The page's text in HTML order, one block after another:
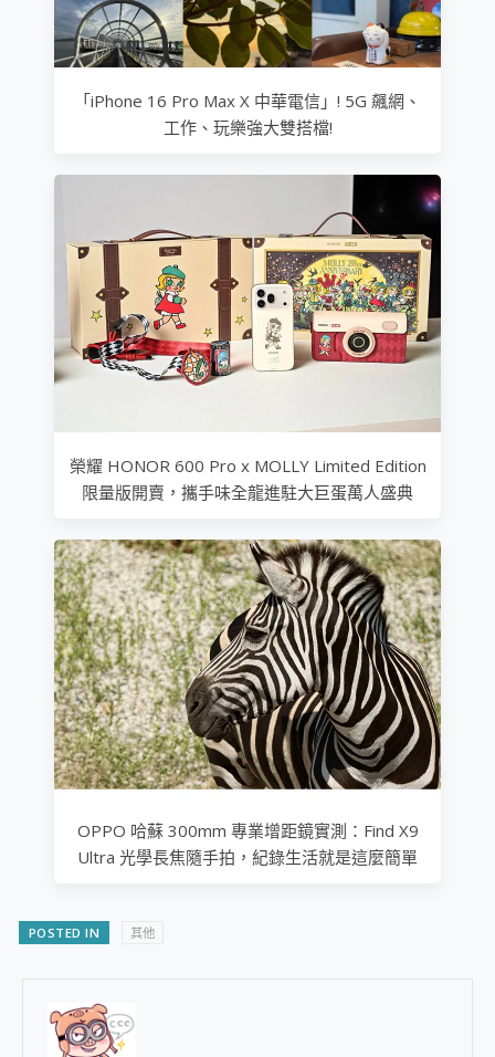
「iPhone 16 Pro Max X 中華電信」! 5G 飆網、
工作、玩樂強大雙搭檔!
榮耀 HONOR 600 Pro x MOLLY Limited Edition
限量版開賣，攜手味全龍進駐大巨蛋萬人盛典
OPPO 哈蘇 300mm 專業增距鏡實測：Find X9
Ultra 光學長焦隨手拍，紀錄生活就是這麼簡單
POSTED IN 其他